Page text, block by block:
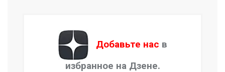
Добавьте нас в
избранное на Дзене.